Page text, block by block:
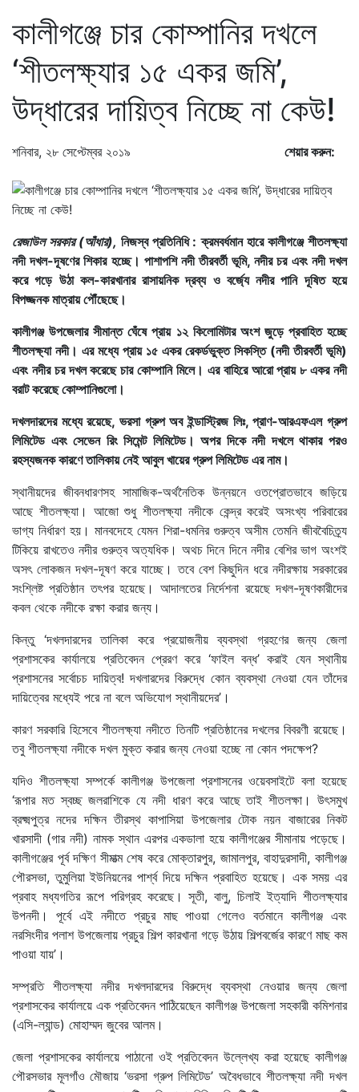
কালীগঞ্জে চার কোম্পানির দখলে
‘শীতলক্ষ্যার ১৫ একর জমি’,
উদ্ধারের দায়িত্ব নিচ্ছে না কেউ!
শনিবার, ২৮ সেপ্টেম্বর ২০১৯ শেয়ার করুন:
রেজাউল সরকার (আঁধার), নিজস্ব প্রতিনিধি : ক্রমবর্ধমান হারে কালীগঞ্জে শীতলক্ষ্যা
নদী দখল-দূষণের শিকার হচ্ছে। পাশাপশি নদী তীরবর্তী ভূমি, নদীর চর এবং নদী দখল
করে গড়ে উঠা কল-কারখানার রাসায়নিক দ্রব্য ও বর্জ্যে নদীর পানি দূষিত হয়ে
বিপজ্জনক মাত্রায় পৌঁছেছে।
কালীগঞ্জ উপজেলার সীমান্ত ঘেঁষে প্রায় ১২ কিলোমিটার অংশ জুড়ে প্রবাহিত হচ্ছে
শীতলক্ষ্যা নদী। এর মধ্যে প্রায় ১৫ একর রেকর্ডভুক্ত সিকস্তি (নদী তীরবর্তী ভূমি)
এবং নদীর চর দখল করেছে চার কোম্পানি মিলে। এর বাহিরে আরো প্রায় ৮ একর নদী
বরাট করেছে কোম্পানিগুলো।
দখলদারদের মধ্যে রয়েছে, ভরসা গ্রুপ অব ইন্ডাস্ট্রিজ লিঃ, প্রাণ-আরএফএল গ্রুপ
লিমিটেড এবং সেভেন রিং সিমেন্ট লিমিটেড। অপর দিকে নদী দখলে থাকার পরও
রহস্যজনক কারণে তালিকায় নেই আবুল খায়ের গ্রুপ লিমিটেড এর নাম।
স্থানীয়দের জীবনধারণসহ সামাজিক-অর্থনৈতিক উন্নয়নে ওতপ্রোতভাবে জড়িয়ে
আছে শীতলক্ষ্যা। আজো শুধু শীতলক্ষ্যা নদীকে কেন্দ্র করেই অসংখ্য পরিবারের
ভাগ্য নির্ধারণ হয়। মানবদেহে যেমন শিরা-ধমনির গুরুত্ব অসীম তেমনি জীববৈচিত্র্য
টিকিয়ে রাখতেও নদীর গুরুত্ব অত্যধিক। অথচ দিনে দিনে নদীর বেশির ভাগ অংশই
অসৎ লোকজন দখল-দূষণ করে যাচ্ছে। তবে বেশ কিছুদিন ধরে নদীরক্ষায় সরকারের
সংশ্লিষ্ট প্রতিষ্ঠান তৎপর হয়েছে। আদালতের নির্দেশনা রয়েছে দখল-দূষণকারীদের
কবল থেকে নদীকে রক্ষা করার জন্য।
কিন্তু ‘দখলদারদের তালিকা করে প্রয়োজনীয় ব্যবস্থা গ্রহণের জন্য জেলা
প্রশাসকের কার্যালয়ে প্রতিবেদন প্রেরণ করে ‘ফাইল বন্ধ’ করাই যেন স্থানীয়
প্রশাসনের সর্বোচচ দায়িত্ব! দখলারদের বিরুদ্ধে কোন ব্যবস্থা নেওয়া যেন তাঁদের
দায়িত্বের মধ্যেই পরে না বলে অভিযোগ স্থানীয়দের’।
কারণ সরকারি হিসেবে শীতলক্ষ্যা নদীতে তিনটি প্রতিষ্ঠানের দখলের বিবরণী রয়েছে।
তবু শীতলক্ষ্যা নদীকে দখল মুক্ত করার জন্য নেওয়া হচ্ছে না কোন পদক্ষেপ?
যদিও শীতলক্ষ্যা সম্পর্কে কালীগঞ্জ উপজেলা প্রশাসনের ওয়েবসাইটে বলা হয়েছে
‘রূপার মত স্বচ্ছ জলরাশিকে যে নদী ধারণ করে আছে তাই শীতলক্ষা। উৎসমুখ
ব্রক্ষ্মপুত্র নদের দক্ষিন তীরস্থ কাপাসিয়া উপজেলার টোক নয়ন বাজারের নিকট
খারসাদী (গার নদী) নামক স্থান এরপর একডালা হয়ে কালীগঞ্জের সীমানায় পড়েছে।
কালীগঞ্জের পূর্ব দক্ষিণ সীমাত্ম শেষ করে মোক্তারপুর, জামালপুর, বাহাদুরসাদী, কালীগঞ্জ
পৌরসভা, তুমুলিয়া ইউনিয়নের পার্শ্ব দিয়ে দক্ষিন প্রবাহিত হয়েছে। এক সময় এর
প্রবাহ মধ্যগতির রূপে পরিগ্রহ করেছে। সূতী, বালু, চিলাই ইত্যাদি শীতলক্ষ্যার
উপনদী। পূর্বে এই নদীতে প্রচুর মাছ পাওয়া গেলেও বর্তমানে কালীগঞ্জ এবং
নরসিংদীর পলাশ উপজেলায় প্রচুর শিল্প কারখানা গড়ে উঠায় শিল্পবর্জের কারণে মাছ কম
পাওয়া যায়’।
সম্প্রতি শীতলক্ষ্যা নদীর দখলদারদের বিরুদ্ধে ব্যবস্থা নেওয়ার জন্য জেলা
প্রশাসকের কার্যালয়ে এক প্রতিবেদন পাঠিয়েছেন কালীগঞ্জ উপজেলা সহকারী কমিশনার
(এসি-ল্যান্ড) মোহাম্মদ জুবের আলম।
জেলা প্রশাসকের কার্যালয়ে পাঠানো ওই প্রতিবেদন উল্লেখ্য করা হয়েছে কালীগঞ্জ
পৌরসভার মূলগাঁও মৌজায় ‘ভরসা গ্রুপ লিমিটেড’ অবৈধভাবে শীতলক্ষ্যা নদী দখল